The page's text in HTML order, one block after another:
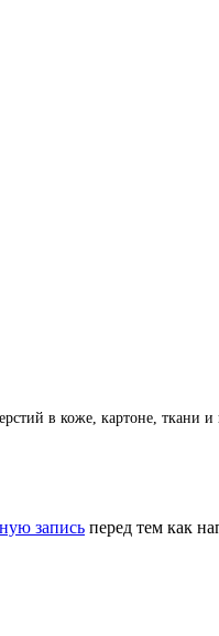
в коже, картоне, ткани
запись перед тем как